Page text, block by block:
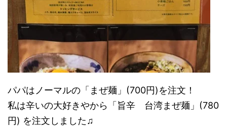
パパはノーマルの「まぜ麺」(700円)を注文！
私は辛いの大好きやから「旨辛 台湾まぜ麺」(780
円) を注文しました♫